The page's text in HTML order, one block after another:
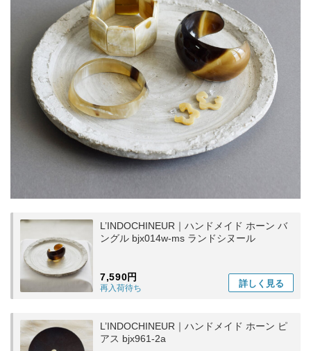
L’INDOCHINEUR｜ハンドメイド ホーン バ
ングル bjx014w-ms ランドシヌール
7,590円
再入荷待ち 詳しく 見る
L’INDOCHINEUR｜ハンドメイド ホーン ピ
アス bjx961-2a